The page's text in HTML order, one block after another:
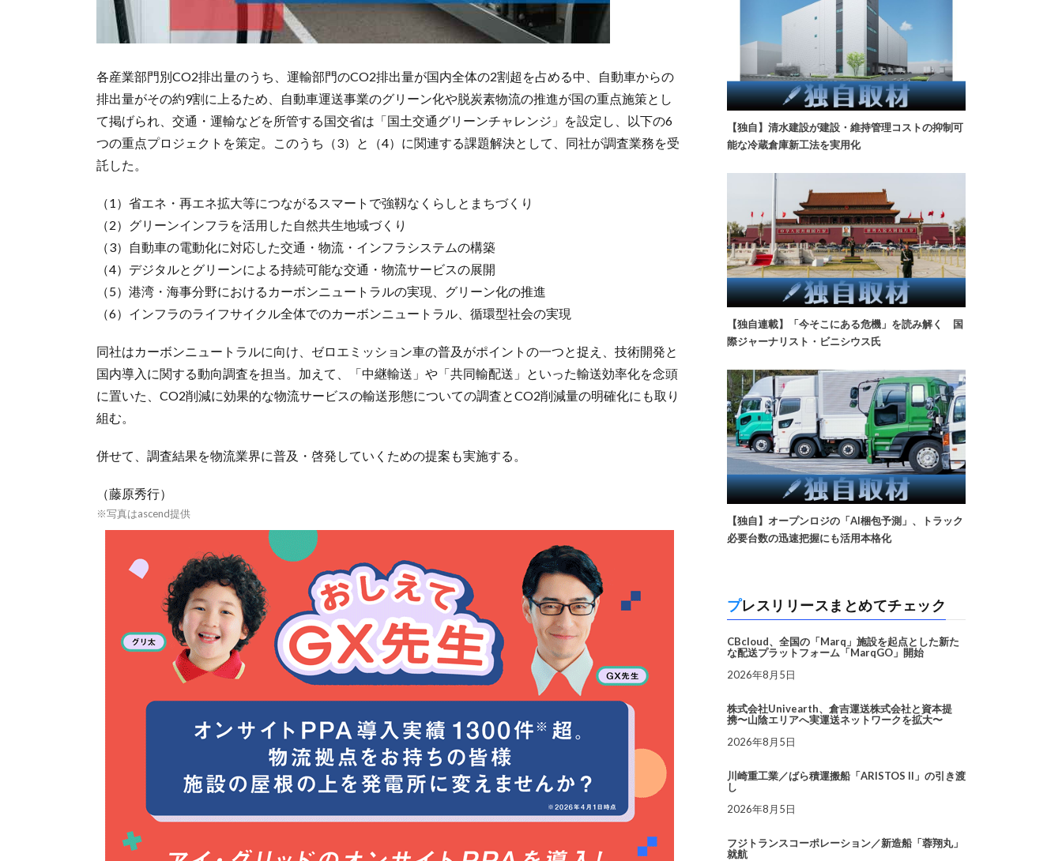
各産業部門別CO2排出量のうち、運輸部門のCO2排出量が国内全体の2割超を占める中、自動車からの
排出量がその約9割に上るため、自動車運送事業のグリーン化や脱炭素物流の推進が国の重点施策とし
て掲げられ、交通・運輸などを所管する国交省は「国土交通グリーンチャレンジ」を設定し、以下の6
つの重点プロジェクトを策定。このうち（3）と（4）に関連する課題解決として、同社が調査業務を受
託した。
（1）省エネ・再エネ拡大等につながるスマートで強靱なくらしとまちづくり
（2）グリーンインフラを活用した自然共生地域づくり
（3）自動車の電動化に対応した交通・物流・インフラシステムの構築
（4）デジタルとグリーンによる持続可能な交通・物流サービスの展開
（5）港湾・海事分野におけるカーボンニュートラルの実現、グリーン化の推進
（6）インフラのライフサイクル全体でのカーボンニュートラル、循環型社会の実現
同社はカーボンニュートラルに向け、ゼロエミッション車の普及がポイントの一つと捉え、技術開発と
国内導入に関する動向調査を担当。加えて、「中継輸送」や「共同輸配送」といった輸送効率化を念頭
に置いた、CO2削減に効果的な物流サービスの輸送形態についての調査とCO2削減量の明確化にも取り
組む。
併せて、調査結果を物流業界に普及・啓発していくための提案も実施する。
（藤原秀行）
※写真はascend提供
【独自】清水建設が建設・維持管理コストの抑制可
能な冷蔵倉庫新工法を実用化
【独自連載】「今そこにある危機」を読み解く 国
際ジャーナリスト・ビニシウス氏
【独自】オープンロジの「AI梱包予測」、トラック
必要台数の迅速把握にも活用本格化
プレスリリースまとめてチェック
CBcloud、全国の「Marq」施設を起点とした新た
な配送プラットフォーム「MarqGO」開始
2026年8月5日
株式会社Univearth、倉吉運送株式会社と資本提
携〜山陰エリアへ実運送ネットワークを拡大〜
2026年8月5日
川崎重工業／ばら積運搬船「ARISTOS II」の引き渡
し
2026年8月5日
フジトランスコーポレーション／新造船「蓉翔丸」
就航